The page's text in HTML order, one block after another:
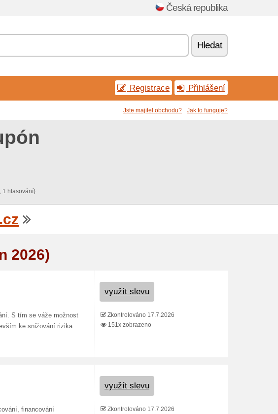
Česká republika
Hledat
Registrace Přihlášení
Jste majitel obchodu? Jak to funguje?
1 hlasování)
2026)
S tím se váže možnost
ke snižování rizika
využít slevu
Zkontrolováno 17.7.2026
151x zobrazeno
financování
využít slevu
Zkontrolováno 17.7.2026